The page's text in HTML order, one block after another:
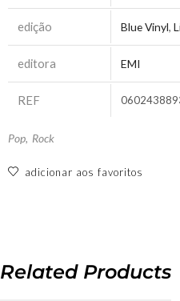
edição Blue Vinyl,
editora EMI
REF
Pop, Rock
adicionar aos favoritos
Related Products